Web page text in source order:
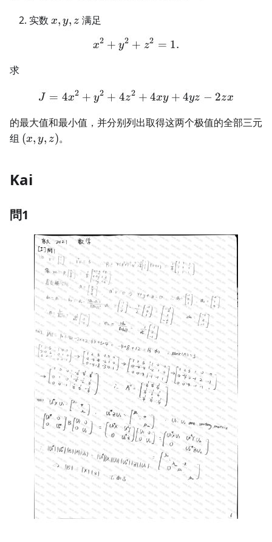
实数 x,y,z
x, y, z 满足
x^2+y^2+z^2=1.
x2 + y2 + z2 = 1.
求
J = 4x2 + y2 + 4z2 + 4xy + 4yz − 2zx
的最大值和最小值，并分别列出取得这两个极值的全部三元
组 (x,y,z)
(x, y, z)。
Kai
問1